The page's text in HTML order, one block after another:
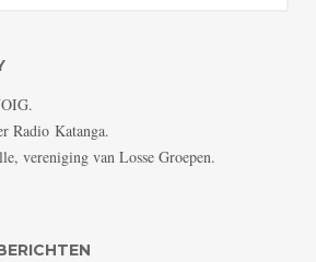
Radio Katanga.
vereniging van Losse Groepen.